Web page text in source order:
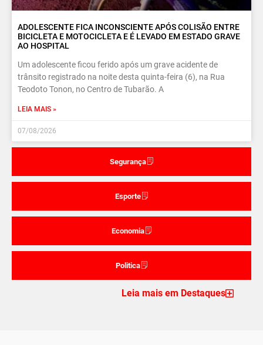
Segurança
Esporte
Economia
Politica
ADOLESCENTE FICA INCONSCIENTE APÓS COLISÃO ENTRE
BICICLETA E MOTOCICLETA E É LEVADO EM ESTADO GRAVE
AO HOSPITAL
Um adolescente ficou ferido após um grave acidente de
trânsito registrado na noite desta quinta-feira (6), na Rua
Teodoto Tonon, no Centro de Tubarão. A
LEIA MAIS »
07/08/2026
Leia mais em Destaques